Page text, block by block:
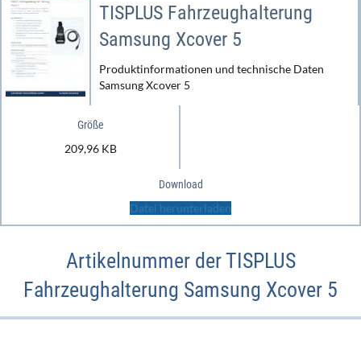
TISPLUS Fahrzeughalterung
Samsung Xcover 5
Produktinformationen und technische Daten
Samsung Xcover 5
Größe
209,96 KB
Download
Datei herunterladen
Artikelnummer der TISPLUS
Fahrzeughalterung Samsung Xcover 5